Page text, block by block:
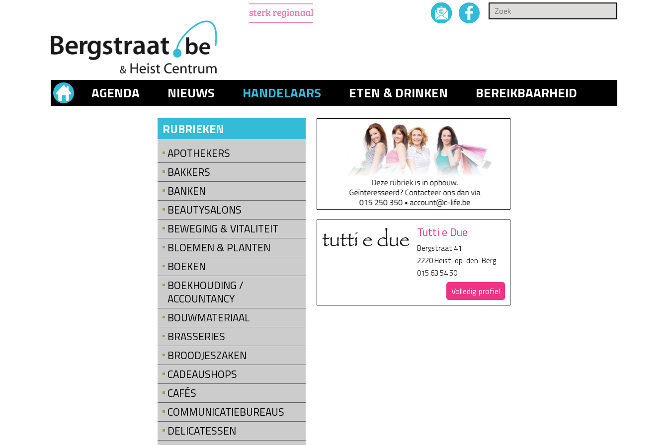
AGENDA NIEUWS HANDELAARS ETEN & DRINKEN BEREIKBAARHEID
RUBRIEKEN
APOTHEKERS
BAKKERS
BANKEN
BEAUTYSALONS
BEWEGING & VITALITEIT
BLOEMEN & PLANTEN
BOEKEN
BOEKHOUDING /
ACCOUNTANCY
BOUWMATERIAAL
BRASSERIES
BROODJESZAKEN
CADEAUSHOPS
CAFÉS
COMMUNICATIEBUREAUS
DELICATESSEN
Tutti e Due
Bergstraat 41
2220 Heist-op-den-Berg
015 63 54 50
Volledig profiel